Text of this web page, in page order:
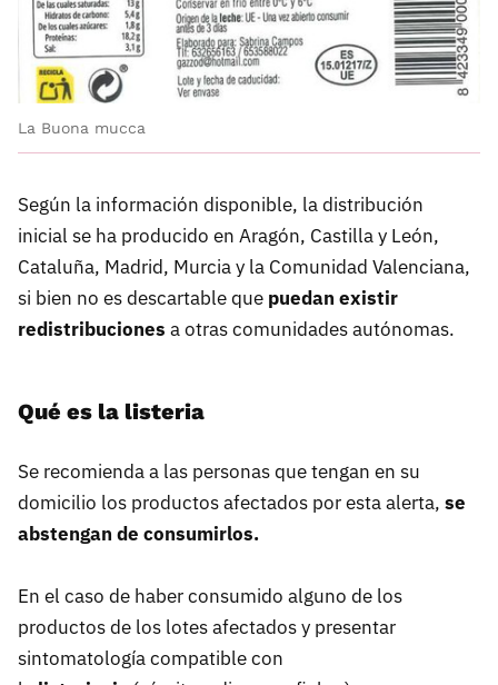
La Buona mucca
Según la información disponible, la distribución
inicial se ha producido en Aragón, Castilla y León,
Cataluña, Madrid, Murcia y la Comunidad Valenciana,
si bien no es descartable que puedan existir
redistribuciones a otras comunidades autónomas.
Qué es la listeria
Se recomienda a las personas que tengan en su
domicilio los productos afectados por esta alerta, se
abstengan de consumirlos.
En el caso de haber consumido alguno de los
productos de los lotes afectados y presentar
sintomatología compatible con